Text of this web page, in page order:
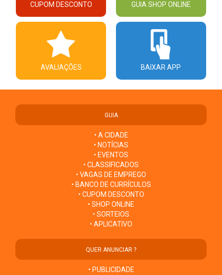
CUPOM DESCONTO GUIA SHOP ONLINE
AVALIAÇÕES BAIXAR APP
GUIA
• A CIDADE
• NOTÍCIAS
• EVENTOS
• CLASSIFICADOS
• VAGAS DE EMPREGO
• BANCO DE CURRÍCULOS
• CUPOM DESCONTO
• SHOP ONLINE
• SORTEIOS
• APLICATIVO
QUER ANUNCIAR ?
• PUBLICIDADE